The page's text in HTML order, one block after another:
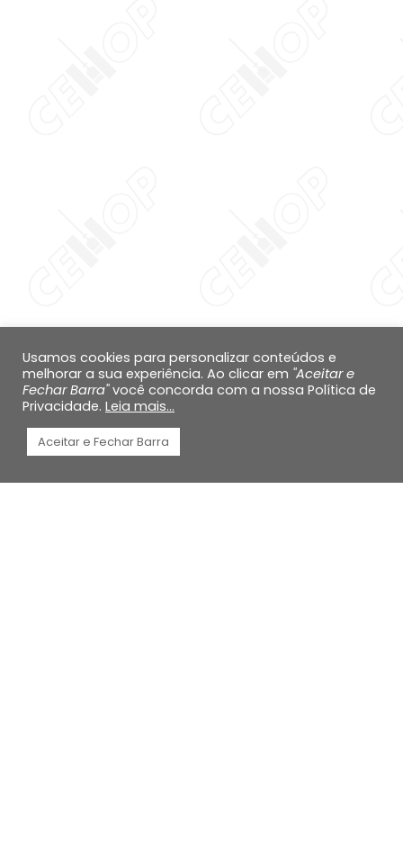
Usamos cookies para personalizar conteúdos e
melhorar a sua experiência. Ao clicar em "Aceitar e
Fechar Barra"você concorda com a nossa Política de
Privacidade. Leia mais...
Aceitar e Fechar Barra
Guia de leitura
Links sublinhados